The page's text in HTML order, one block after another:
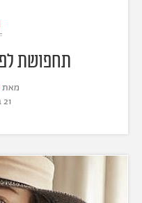
תחפושת
מאת
21 במרץ 2016